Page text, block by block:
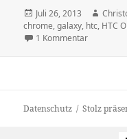
Veröffentlicht
am
Juli 26, 2013 Autor
chrome,galaxy, htc, HTC
1 Kommentarzu
Datenschutz Stolz